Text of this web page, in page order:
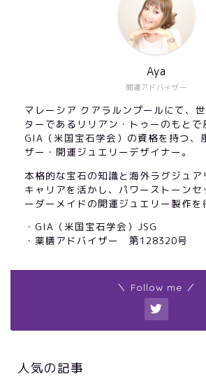
開運アドバイザー
Aya
マレーシア クアラルンプールにて、
ターであるリリアン・トゥーのもとで
GIA（米国宝石学会）の資格を持つ、
ザー・開運ジュエリーデザイナー。
本格的な宝石の知識と海外ラグジュア
キャリアを活かし、パワーストーンセ
ーダーメイドの開運ジュエリー製作を
・GIA（米国宝石学会）JSG
・薬膳アドバイザー 第128320号
＼ Follow me ／
人気の記事